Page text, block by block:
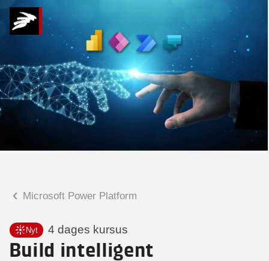
Microsoft Power Platform
Nyt 4 dages kursus
Build intelligent
Praktiske spørgsmål
Spørgsmål til tilmelding, forplejning,
afholdelsessted m.m.
Charlotte Heimann
Hvad kan vi hjælpe
dig med?